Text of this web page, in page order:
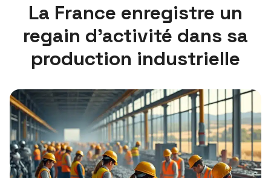
La France enregistre un
regain d’activité dans sa
production industrielle